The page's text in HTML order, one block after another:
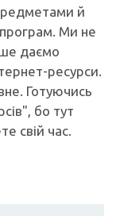
й
Ми не
даємо
ресурси.
Готуючись
бо тут
свій час.